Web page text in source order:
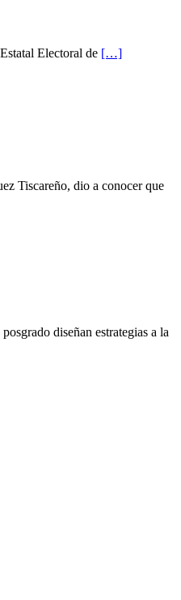
Electoral de […]
Tiscareño, dio a conocer que
diseñan estrategias a la